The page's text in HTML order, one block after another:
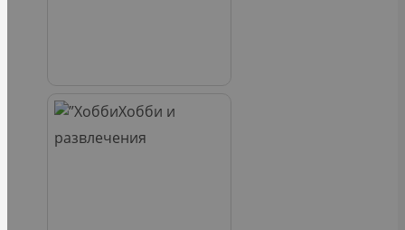
Хобби и
развлечения